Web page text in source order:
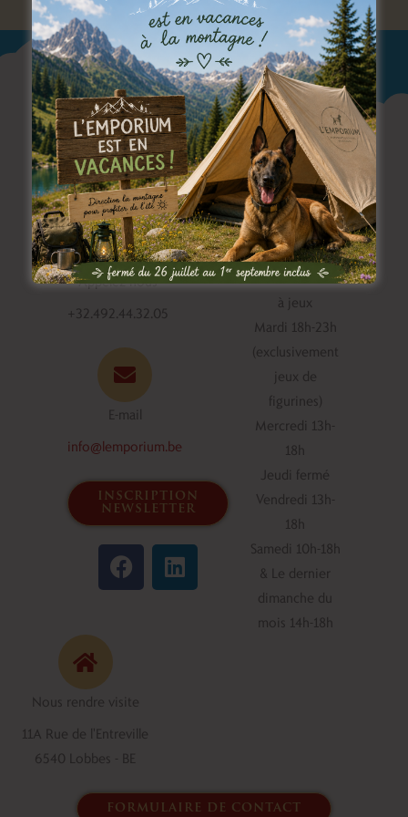
Appelez-nous
+32.492.44.32.05
E-mail
info@lemporium.be
inscription
newsletter
F
a
c
k
L
i
n
Horaire du bar
à jeux
Mardi 18h-23h
(exclusivement
jeux de
figurines)
Mercredi 13h-
18h
Jeudi fermé
Vendredi 13h-
18h
Samedi 10h-18h
& Le dernier
dimanche du
mois 14h-18h
Nous rendre visite
11A Rue de l'Entreville
6540 Lobbes - BE
formulaire de contact